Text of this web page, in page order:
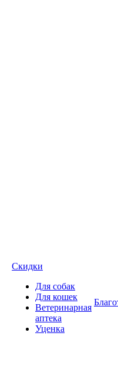
Скидки
Для собак
Для кошек
Ветеринарная
аптека
Уценка